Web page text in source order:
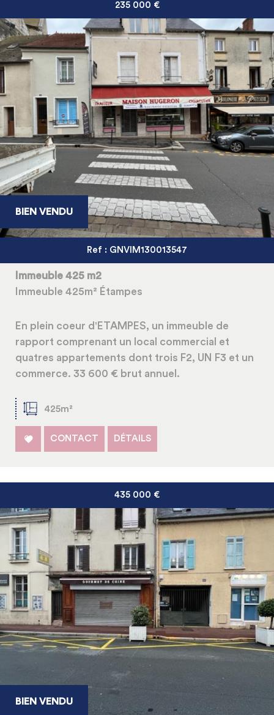
5KM 10KM 25KM
RECHERCHER
+ de critères +
BIEN VENDU
235 000 €
Ref : GNVIM130013547
Immeuble 425 m2
Immeuble 425m² Étampes
En plein coeur d'ETAMPES, un immeuble de
rapport comprenant un local commercial et
quatres appartements dont trois F2, UN F3 et un
commerce. 33 600 € brut annuel.
425m²
CONTACT DÉTAILS
BIEN VENDU
435 000 €